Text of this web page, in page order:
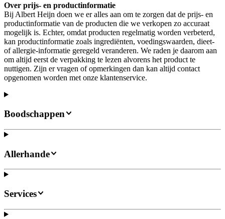
Over prijs- en productinformatie
Bij Albert Heijn doen we er alles aan om te zorgen dat de prijs- en
productinformatie van de producten die we verkopen zo accuraat
mogelijk is. Echter, omdat producten regelmatig worden verbeterd,
kan productinformatie zoals ingrediënten, voedingswaarden, dieet-
of allergie-informatie geregeld veranderen. We raden je daarom aan
om altijd eerst de verpakking te lezen alvorens het product te
nuttigen. Zijn er vragen of opmerkingen dan kan altijd contact
opgenomen worden met onze klantenservice.
Boodschappen
Allerhande
Services